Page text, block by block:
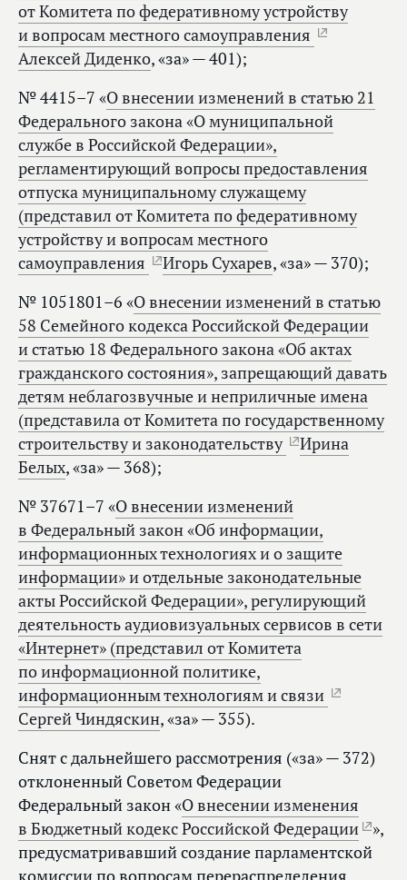
от Комитета по федеративному устройству
и вопросам местного самоуправления
Алексей Диденко, «за» — 401);
№ 4415–7 «О внесении изменений в статью 21
Федерального закона «О муниципальной
службе в Российской Федерации»,
регламентирующий вопросы предоставления
отпуска муниципальному служащему
(представил от Комитета по федеративному
устройству и вопросам местного
самоуправления
Игорь Сухарев, «за» — 370);
№ 1051801–6 «О внесении изменений в статью
58 Семейного кодекса Российской Федерации
и статью 18 Федерального закона «Об актах
гражданского состояния», запрещающий давать
детям неблагозвучные и неприличные имена
(представила от Комитета по государственному
строительству и законодательству
Ирина
Белых, «за» — 368);
№ 37671–7 «О внесении изменений
в Федеральный закон «Об информации,
информационных технологиях и о защите
информации» и отдельные законодательные
акты Российской Федерации», регулирующий
деятельность аудиовизуальных сервисов в сети
«Интернет» (представил от Комитета
по информационной политике,
информационным технологиям и связи
Сергей Чиндяскин, «за» — 355).
Снят с дальнейшего рассмотрения («за» — 372)
отклоненный Советом Федерации
Федеральный закон «О внесении изменения
в Бюджетный кодекс Российской Федерации
»,
предусматривавший создание парламентской